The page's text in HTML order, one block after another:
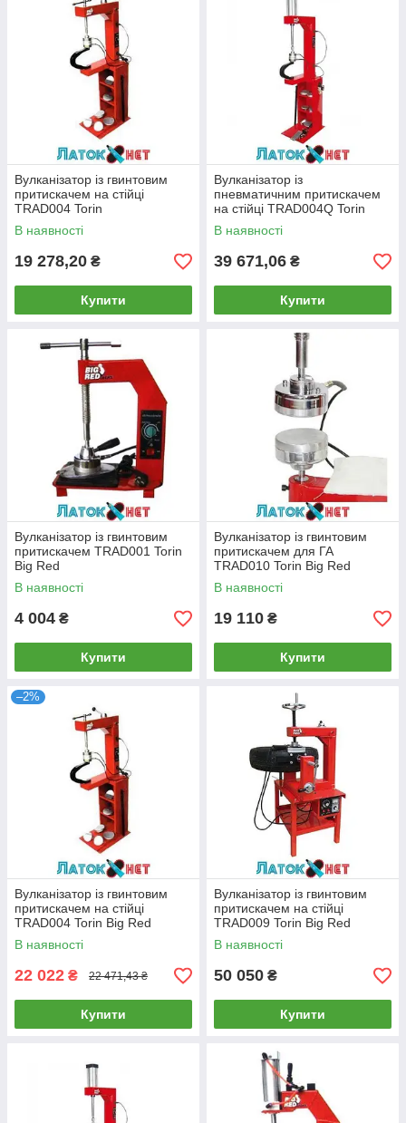
Вулканізатор із гвинтовим
притискачем на стійці
TRAD004 Torin
В наявності
19 278,20 ₴
Купити
Вулканізатор із
пневматичним притискачем
на стійці TRAD004Q Torin
В наявності
39 671,06 ₴
Купити
Вулканізатор із гвинтовим
притискачем TRAD001 Torin
Big Red
В наявності
4 004 ₴
Купити
Вулканізатор із гвинтовим
притискачем для ГА
TRAD010 Torin Big Red
В наявності
19 110 ₴
Купити
–2%
Вулканізатор із гвинтовим
притискачем на стійці
TRAD004 Torin Big Red
В наявності
22 022 ₴ 22 471,43 ₴
Купити
Вулканізатор із гвинтовим
притискачем на стійці
TRAD009 Torin Big Red
В наявності
50 050 ₴
Купити